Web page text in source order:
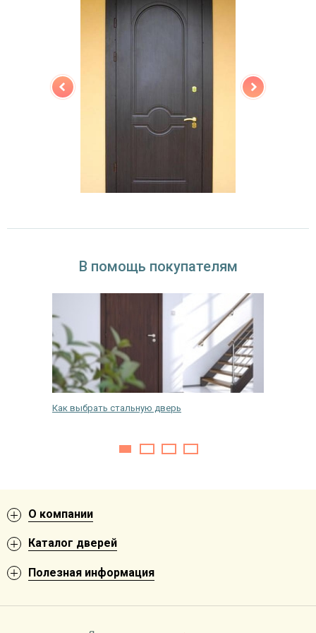
В помощь покупателям
Как выбрать стальную дверь
О компании
Каталог дверей
Полезная информация